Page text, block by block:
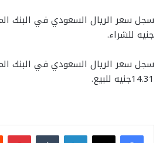
جنيه للشراء.
سجل سعر الريال السعودي في البنك
14.31جنيه للبيع.
لينكدإن